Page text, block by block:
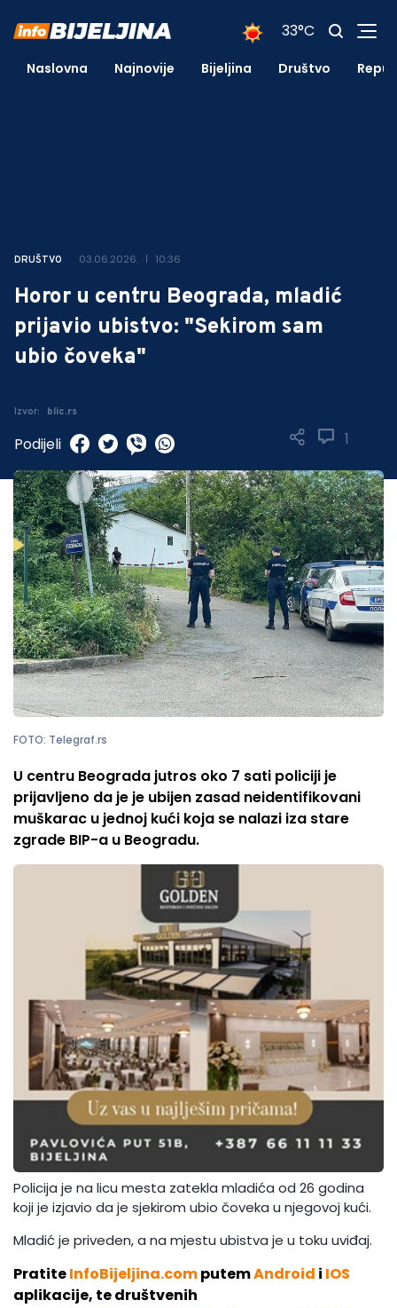
33°C
Naslovna Najnovije Bijeljina Društvo
DRUŠTVO 03.06.2026. 10:36
Horor u centru Beograda, mladić
prijavio ubistvo: "Sekirom sam
ubio čoveka"
Izvor: blic.rs
1
Podijeli
FOTO: Telegraf.rs
U centru Beograda jutros oko 7 sati policiji je
prijavljeno da je je ubijen zasad neidentifikovani
muškarac u jednoj kući koja se nalazi iza stare
zgrade BIP-a u Beogradu.
Policija je na licu mesta zatekla mladića od 26 godina
koji je izjavio da je sjekirom ubio čoveka u njegovoj kući.
Mladić je priveden, a na mjestu ubistva je u toku uviđaj.
PratiteInfoBijeljina.computemAndroid i IOS
aplikacije, te društvenih